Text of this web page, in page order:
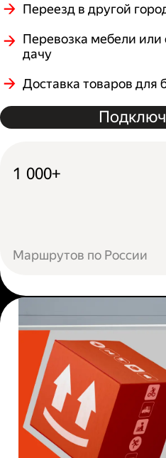
Переезд в другой
Перевозка мебели или
дачу
Доставка товаров для
1 000+
Маршрутов по России